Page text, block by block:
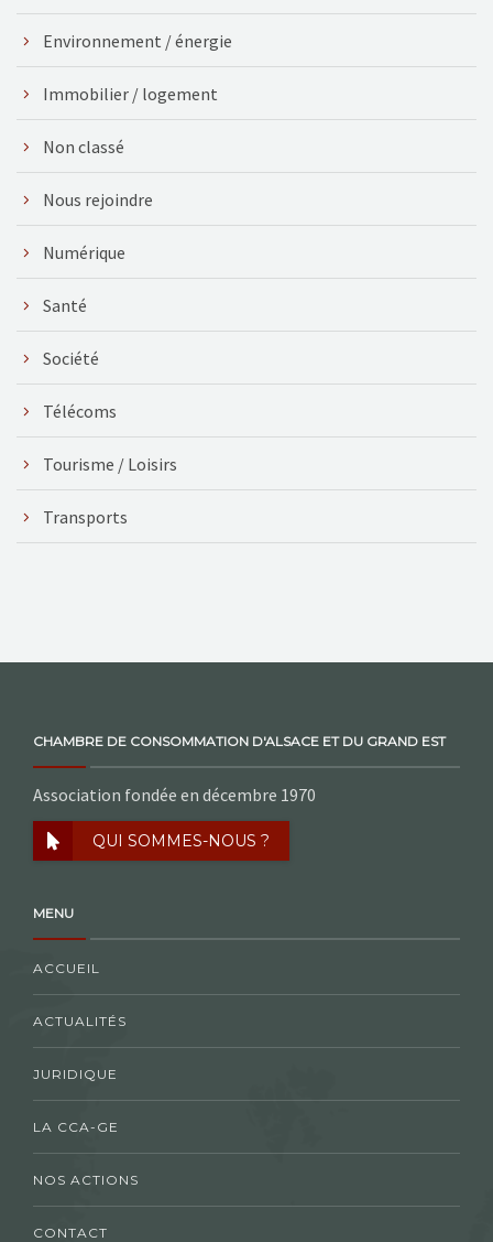
Environnement / énergie
Immobilier / logement
Non classé
Nous rejoindre
Numérique
Santé
Société
Télécoms
Tourisme / Loisirs
Transports
CHAMBRE DE CONSOMMATION D'ALSACE ET DU GRAND EST
Association fondée en décembre 1970
QUI SOMMES-NOUS ?
MENU
ACCUEIL
ACTUALITÉS
JURIDIQUE
LA CCA-GE
NOS ACTIONS
CONTACT